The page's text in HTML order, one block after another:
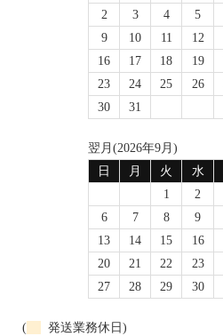
2
3 4 5
9
10 11 12
16
17 18 19
23
24 25 26
30
31
翌月(2026年9月)
日
月 火 水
1
2
6
7 8 9
13
14 15 16
20
21 22 23
27
28 29 30
( 発送業務休日)